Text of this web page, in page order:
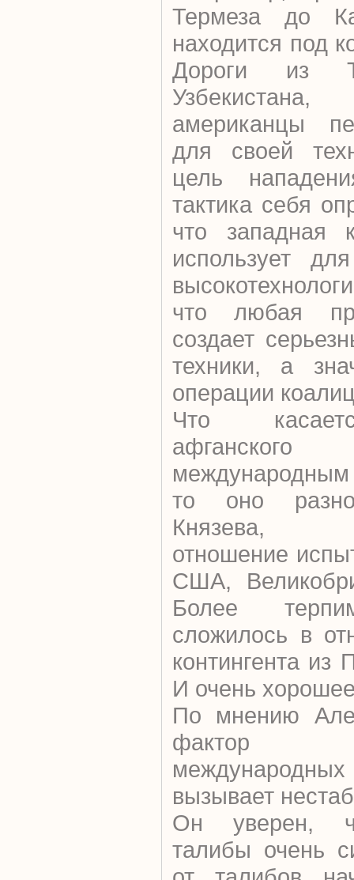
Термеза до
находится под
Дороги из
американцы
для своей
цель
тактика себя
что западная
использует
что любая
создает
техники, а
операции
Что
то оно
Князева,
отношение
США,
Более
сложилось в
контингента из
И очень
По мнению
фактор
вызывает
Он уверен,
талибы очень